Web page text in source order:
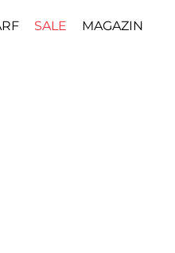
SALE MAGAZIN